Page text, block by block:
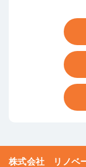
株式会社 リノベ